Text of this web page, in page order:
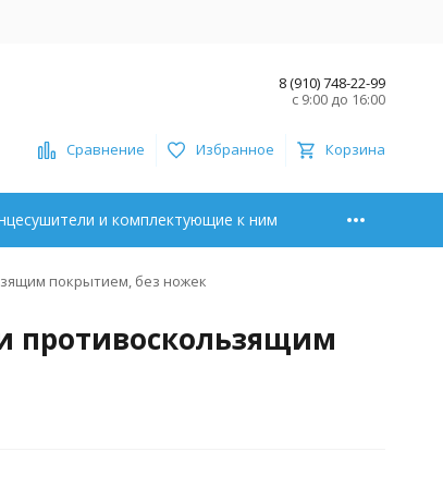
8 (910) 748-22-99
с 9:00 до 16:00
Сравнение Избранное Корзина
и комплектующие к ним
покрытием, без ножек
противоскользящим